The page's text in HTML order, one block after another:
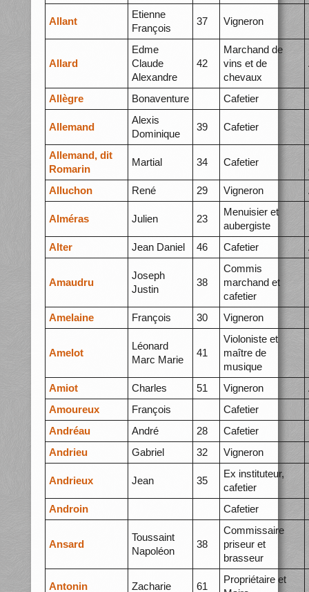
Allant
Etienne
François
37 Vigneron
Allard
Edme
Claude
Alexandre
42
Marchand de
vins et de
chevaux
Allègre Bonaventure Cafetier
Allemand
Alexis
Dominique
39 Cafetier
Allemand, dit
Romarin
Martial 34 Cafetier
Alluchon
René 29 Vigneron
Alméras Julien 23
Menuisier et
aubergiste
Alter Jean Daniel 46 Cafetier
Amaudru
Joseph
Justin
38
Commis
marchand et
cafetier
Amelaine François 30 Vigneron
Amelot
Léonard
Marc Marie
41
Violoniste et
maître de
musique
Amiot Charles 51 Vigneron
Amoureux
François Cafetier
Andréau
André 28 Cafetier
Andrieu
Gabriel 32 Vigneron
Andrieux Jean 35
Ex instituteur,
cafetier
Androin Cafetier
Ansard
Toussaint
Napoléon
38
Commissaire
priseur et
brasseur
Antonin Zacharie 61
Propriétaire et